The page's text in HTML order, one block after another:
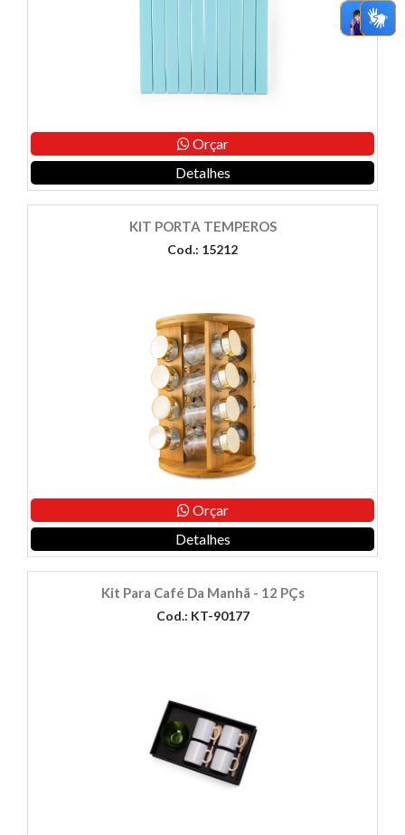
Orçar
Detalhes
KIT PORTA TEMPEROS
Cod.: 15212
Orçar
Detalhes
Kit Para Café Da Manhã - 12 PÇs
Cod.: KT-90177